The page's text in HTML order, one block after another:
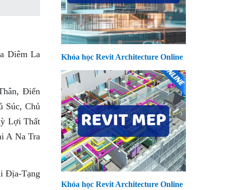
Diêm La
Ðiển
Súc, Chủ
Lợi Thất
A Na Tra
Ðịa-Tạng
Khóa học Revit Architecture Online
Khóa học Revit Architecture Online